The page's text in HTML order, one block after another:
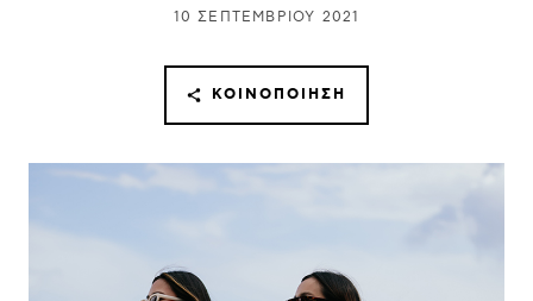
10 ΣΕΠΤΕΜΒΡΊΟΥ 2021
ΚΟΙΝΟΠΟΊΗΣΗ